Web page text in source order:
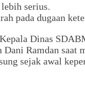
serius.
pada dugaan
Dinas
Ramdan saat
sejak awal